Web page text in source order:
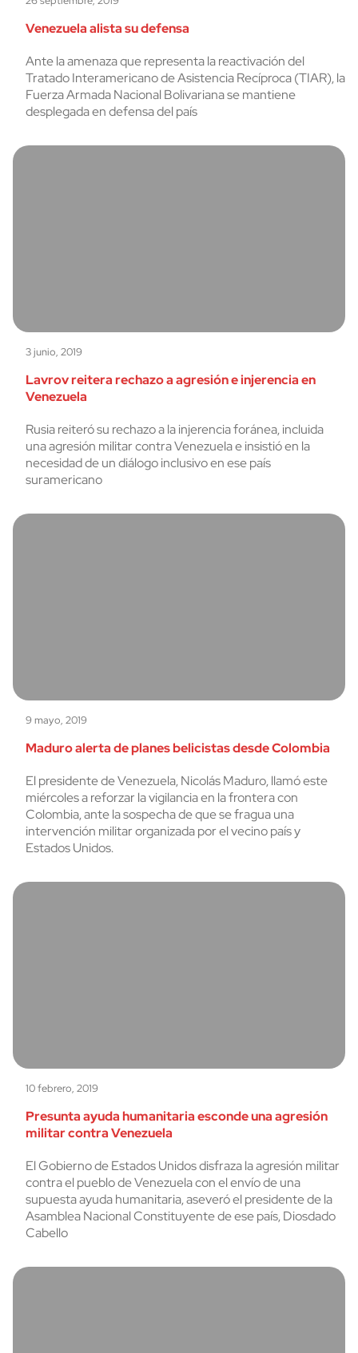
Venezuela alista su defensa
Ante la amenaza que representa la reactivación del
Tratado Interamericano de Asistencia Recíproca (TIAR), la
Fuerza Armada Nacional Bolivariana se mantiene
desplegada en defensa del país
3 junio, 2019
Lavrov reitera rechazo a agresión e injerencia en
Venezuela
Rusia reiteró su rechazo a la injerencia foránea, incluida
una agresión militar contra Venezuela e insistió en la
necesidad de un diálogo inclusivo en ese país
suramericano
9 mayo, 2019
Maduro alerta de planes belicistas desde Colombia
El presidente de Venezuela, Nicolás Maduro, llamó este
miércoles a reforzar la vigilancia en la frontera con
Colombia, ante la sospecha de que se fragua una
intervención militar organizada por el vecino país y
Estados Unidos.
10 febrero, 2019
Presunta ayuda humanitaria esconde una agresión
militar contra Venezuela
El Gobierno de Estados Unidos disfraza la agresión militar
contra el pueblo de Venezuela con el envío de una
supuesta ayuda humanitaria, aseveró el presidente de la
Asamblea Nacional Constituyente de ese país, Diosdado
Cabello